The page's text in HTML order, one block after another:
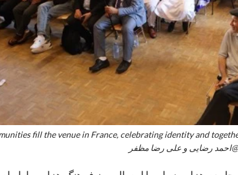
@احمد رضایی و علی رضا مظفر